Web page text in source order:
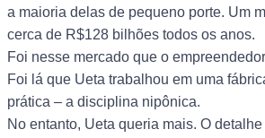
a maioria delas de pequeno porte. Um
cerca de R$128 bilhões todos os anos.
Foi nesse mercado que o
Foi lá que Ueta trabalhou em uma
prática – a disciplina nipônica.
No entanto, Ueta queria mais. O